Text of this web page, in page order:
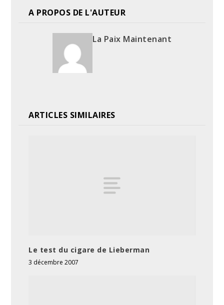
A PROPOS DE L'AUTEUR
La Paix Maintenant
ARTICLES SIMILAIRES
Le test du cigare de Lieberman
3 décembre 2007